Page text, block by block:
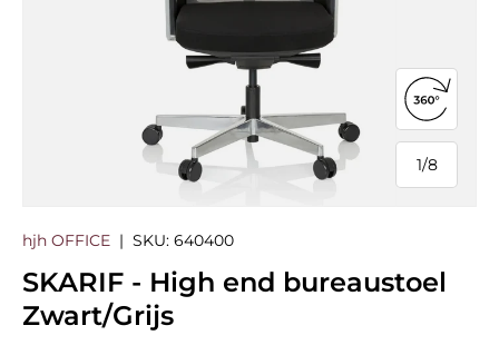
1/
van
8
360°-
hjh OFFICE | SKU: 640400
SKARIF - High end bureaustoel
Zwart/Grijs